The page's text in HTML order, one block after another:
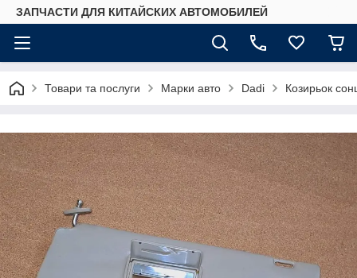
ЗАПЧАСТИ ДЛЯ КИТАЙСКИХ АВТОМОБИЛЕЙ
Товари та послуги Марки авто Dadi Козирьок